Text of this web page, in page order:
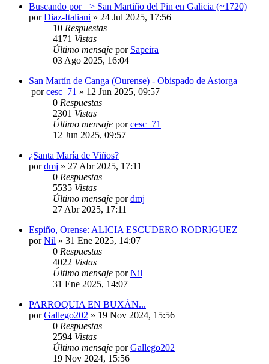
Buscando por => San Martiño del Pin en Galicia (~1720)
porDiaz-Italiani » 24 Jul 2025, 17:56
10 Respuestas
4171 Vistas
Último mensaje por Sapeira
03 Ago 2025, 16:04
San Martín de Canga (Ourense) - Obispado de Astorga
porcesc_71 » 12 Jun 2025, 09:57
0 Respuestas
2301 Vistas
Último mensaje porcesc_71
12 Jun 2025, 09:57
¿Santa María de Viños?
pordmj » 27 Abr 2025, 17:11
0 Respuestas
5535 Vistas
Último mensaje pordmj
27 Abr 2025, 17:11
Espiño, Orense: ALICIA ESCUDERO RODRIGUEZ
porNil » 31 Ene 2025, 14:07
0 Respuestas
4022 Vistas
Último mensaje porNil
31 Ene 2025, 14:07
PARROQUIA EN BUXÁN...
porGallego202 » 19 Nov 2024, 15:56
0 Respuestas
2594 Vistas
Último mensaje porGallego202
19 Nov 2024, 15:56